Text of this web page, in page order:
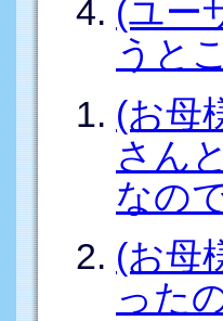
(ユー
うと
(お母
さん
なの
(お母
った